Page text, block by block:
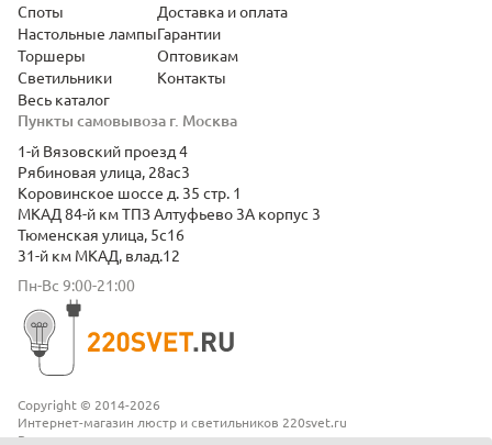
Copyright © 2014-2026
Интернет-магазин люстр и светильников 220svet.ru
Все права защищены
Пункты самовывоза г. Москва
1-й Вязовский проезд 4
Рябиновая улица, 28ас3
Коровинское шоссе д. 35 стр. 1
МКАД 84-й км ТПЗ Алтуфьево 3А корпус 3
Тюменская улица, 5с16
31-й км МКАД, влад.12
Пн-Вс 9:00-21:00
Споты
Настольные лампы
Торшеры
Светильники
Весь каталог
Доставка и оплата
Гарантии
Оптовикам
Контакты